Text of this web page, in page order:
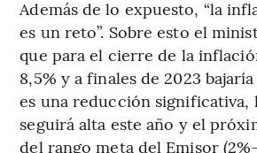
Además de lo expuesto, “la
es un reto”. Sobre esto el
que para el cierre de la
8,5% y a finales de 2023
es una reducción significativa,
seguirá alta este año y el
del rango meta del Emisor